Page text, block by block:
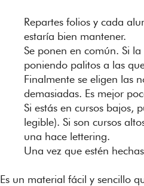
Repartes folios y cada
estaría bien mantener.
Se ponen en común. Si
poniendo palitos a las
Finalmente se eligen las
demasiadas. Es mejor
Si estás en cursos bajos,
legible). Si son cursos
una hace lettering.
Una vez que estén
Es un material fácil y sencillo